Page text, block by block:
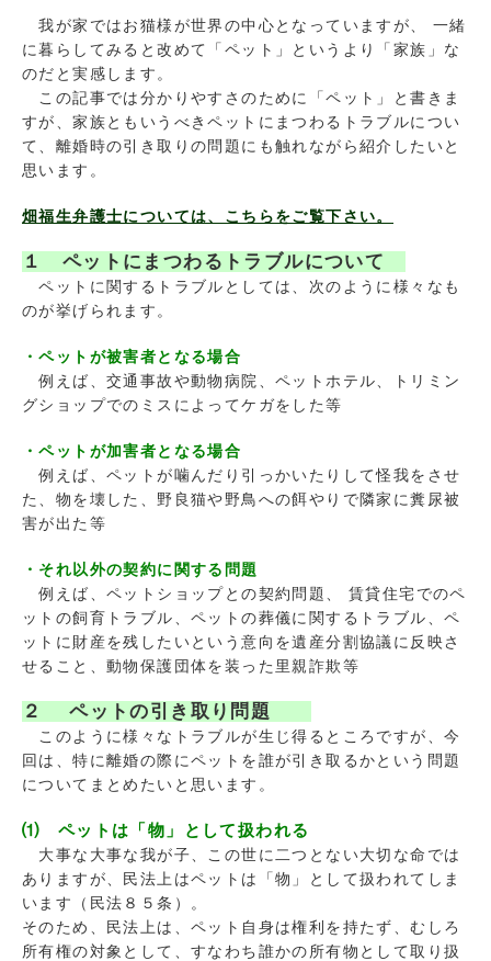
我が家ではお猫様が世界の中心となっていますが、 一緒
に暮らしてみると改めて「ペット」というより「家族」な
のだと実感します。
この記事では分かりやすさのために「ペット」と書きま
すが、家族ともいうべきペットにまつわるトラブルについ
て、離婚時の引き取りの問題にも触れながら紹介したいと
思います。
畑福生弁護士については、こちらをご覧下さい。
１ ペットにまつわるトラブルについて
ペットに関するトラブルとしては、次のように様々なも
のが挙げられます。
・ペットが被害者となる場合
例えば、交通事故や動物病院、ペットホテル、トリミン
グショップでのミスによってケガをした等
・ペットが加害者となる場合
例えば、ペットが噛んだり引っかいたりして怪我をさせ
た、物を壊した、野良猫や野鳥への餌やりで隣家に糞尿被
害が出た等
・それ以外の契約に関する問題
例えば、ペットショップとの契約問題、 賃貸住宅でのペ
ットの飼育トラブル、ペットの葬儀に関するトラブル、ペ
ットに財産を残したいという意向を遺産分割協議に反映さ
せること、動物保護団体を装った里親詐欺等
２ ペットの引き取り問題
このように様々なトラブルが生じ得るところですが、今
回は、特に離婚の際にペットを誰が引き取るかという問題
についてまとめたいと思います。
⑴ ペットは「物」として扱われる
大事な大事な我が子、この世に二つとない大切な命では
ありますが、民法上はペットは「物」として扱われてしま
います（民法８５条）。
そのため、民法上は、ペット自身は権利を持たず、むしろ
所有権の対象として、すなわち誰かの所有物として取り扱